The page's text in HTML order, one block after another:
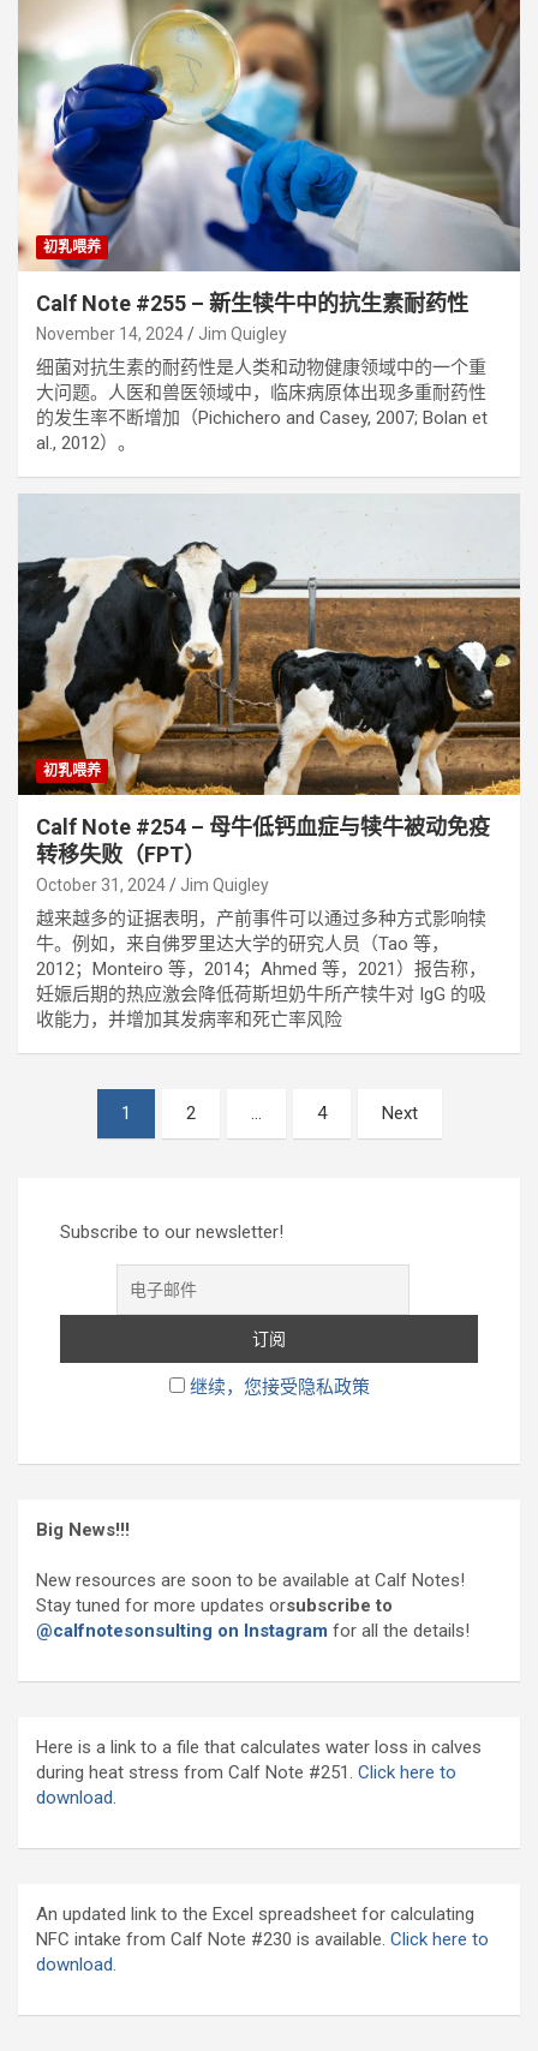
初乳喂养
Calf Note #255 – 新生犊牛中的抗生素耐药性
November 14, 2024 Jim Quigley
细菌对抗生素的耐药性是人类和动物健康领域中的一个重
大问题。人医和兽医领域中，临床病原体出现多重耐药性
的发生率不断增加（Pichichero and Casey, 2007; Bolan et
al., 2012）。
初乳喂养
Calf Note #254 – 母牛低钙血症与犊牛被动免疫
转移失败（FPT）
October 31, 2024 Jim Quigley
越来越多的证据表明，产前事件可以通过多种方式影响犊
牛。例如，来自佛罗里达大学的研究人员（Tao 等，
2012；Monteiro 等，2014；Ahmed 等，2021）报告称，
妊娠后期的热应激会降低荷斯坦奶牛所产犊牛对 IgG 的吸
收能力，并增加其发病率和死亡率风险
pagination
1 2 … 4 Next
Subscribe to our newsletter!
继续，您接受隐私政策
Big News!!!
New resources are soon to be available at Calf Notes!
Stay tuned for more updates orsubscribe to
@calfnotesonsulting on Instagram for all the details!
Here is a link to a file that calculates water loss in calves
during heat stress from Calf Note #251. Click here to
download.
An updated link to the Excel spreadsheet for calculating
NFC intake from Calf Note #230 is available. Click here to
download.